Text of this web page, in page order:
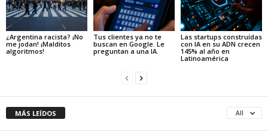
¿Argentina racista? ¡No
me jodan! ¡Malditos
algoritmos!
Tus clientes ya no te
buscan en Google. Le
preguntan a una IA.
Las startups construídas
con IA en su ADN crecen
145% al año en
Latinoamérica
MÁS LEÍDOS All